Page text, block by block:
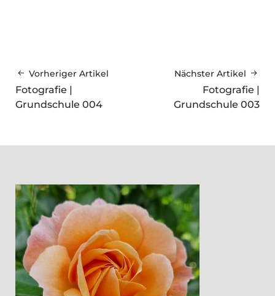
Vorheriger Artikel
Fotografie |
Grundschule 004
Nächster Artikel
Fotografie |
Grundschule 003